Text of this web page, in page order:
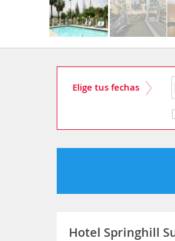
Elige tus fechas
Hotel Springhill